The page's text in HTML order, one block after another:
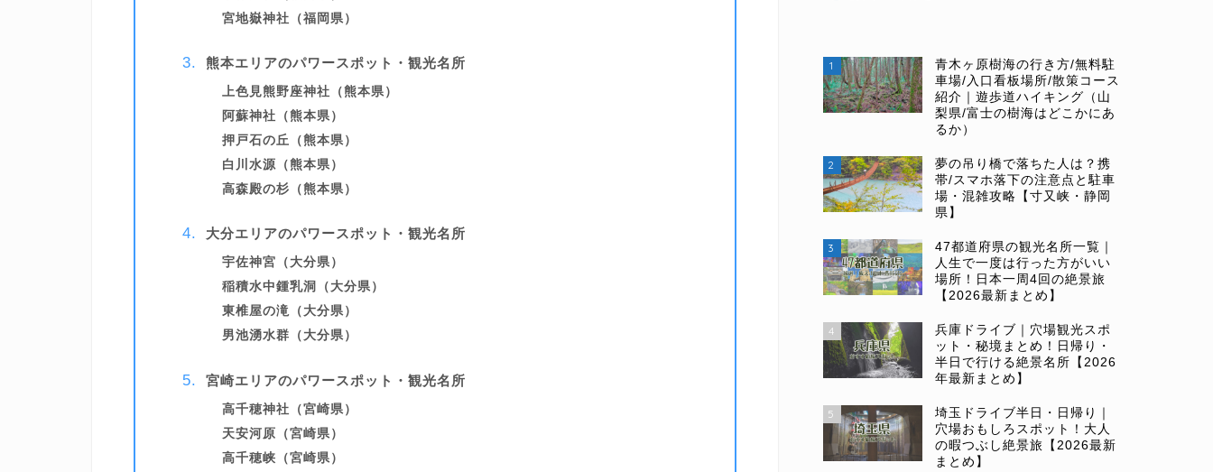
宮地嶽神社（福岡県）
熊本エリアのパワースポット・観光名所
上色見熊野座神社（熊本県）
阿蘇神社（熊本県）
押戸石の丘（熊本県）
白川水源（熊本県）
高森殿の杉（熊本県）
大分エリアのパワースポット・観光名所
宇佐神宮（大分県）
稲積水中鍾乳洞（大分県）
東椎屋の滝（大分県）
男池湧水群（大分県）
宮崎エリアのパワースポット・観光名所
高千穂神社（宮崎県）
天安河原（宮崎県）
高千穂峡（宮崎県）
1
青木ヶ原樹海の行き方/無料駐
車場/入口看板場所/散策コース
紹介｜遊歩道ハイキング（山
梨県/富士の樹海はどこかにあ
るか）
2
夢の吊り橋で落ちた人は？携
帯/スマホ落下の注意点と駐車
場・混雑攻略【寸又峡・静岡
県】
3
47都道府県の観光名所一覧｜
人生で一度は行った方がいい
場所！日本一周4回の絶景旅
【2026最新まとめ】
4
兵庫ドライブ｜穴場観光スポ
ット・秘境まとめ！日帰り・
半日で行ける絶景名所【2026
年最新まとめ】
5
埼玉ドライブ半日・日帰り｜
穴場おもしろスポット！大人
の暇つぶし絶景旅【2026最新
まとめ】